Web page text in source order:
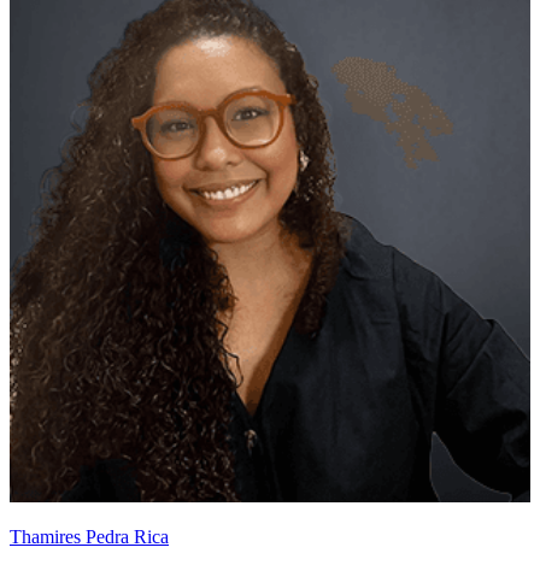
Thamires Pedra Rica